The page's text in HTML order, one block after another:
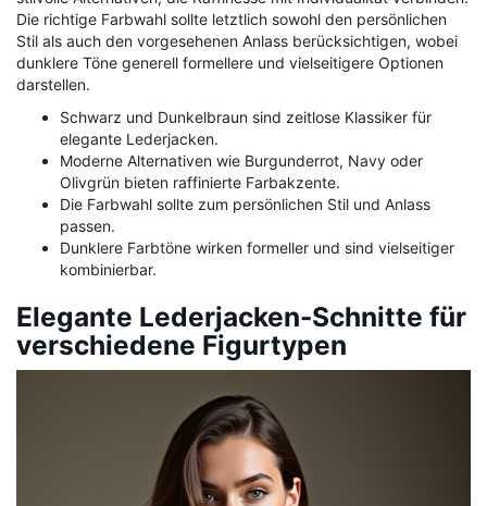
Die richtige Farbwahl sollte letztlich sowohl den persönlichen
Stil als auch den vorgesehenen Anlass berücksichtigen, wobei
dunklere Töne generell formellere und vielseitigere Optionen
darstellen.
Schwarz und Dunkelbraun sind zeitlose Klassiker für
elegante Lederjacken.
Moderne Alternativen wie Burgunderrot, Navy oder
Olivgrün bieten raffinierte Farbakzente.
Die Farbwahl sollte zum persönlichen Stil und Anlass
passen.
Dunklere Farbtöne wirken formeller und sind vielseitiger
kombinierbar.
Elegante Lederjacken-Schnitte für
verschiedene Figurtypen